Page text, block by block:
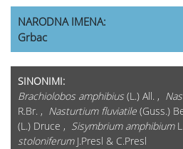
NARODNA IMENA:
Grbac
SINONIMI:
Brachiolobos amphibius (L.) All. ,
R.Br. , Nasturtium fluviatile (Guss.)
(L.) Druce , Sisymbrium amphibium
stoloniferumJ.Presl & C.Presl